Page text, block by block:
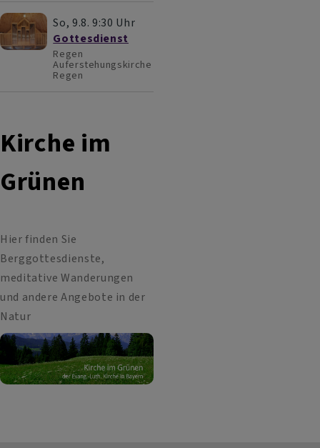
So, 9.8. 9:30 Uhr
Gottesdienst
Regen
Auferstehungskirche
Regen
Kirche im
Grünen
Hier finden Sie
Berggottesdienste,
meditative Wanderungen
und andere Angebote in der
Natur